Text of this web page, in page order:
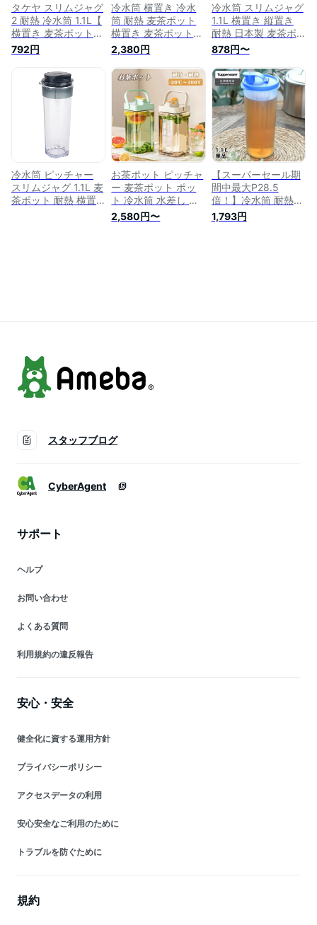
タケヤ スリムジャグ
2 耐熱 冷水筒 1.1L【
横置き 麦茶ポット
ピッチャー 洗いやす
い 熱湯OK 1リットル
ウォーターピッチャ
ー プラスチック 日
本製 】
792円
冷水筒 横置き 冷水
筒 耐熱 麦茶ポット
横置き 麦茶ポット
洗いやすい 蛇口付き
冷蔵庫ポット 大容量
6L 洗いやすい 飲料
水 お茶 炭酸 冷蔵庫
に入れる 水差し 冷
蔵庫 ポット ウォー
ターボトル ピッチャ
ー 冷水ポット ドリ
ンクサーバー 耐熱
耐冷 耐久性 水筒 食
洗機対応
2,380円
冷水筒 スリムジャグ
1.1L 横置き 縦置き
耐熱 日本製 麦茶ポ
ット ピッチャー (ベ
ージュ)
878円〜
冷水筒 ピッチャー
スリムジャグ 1.1L 麦
茶ポット 耐熱 横置
お茶ポット ピッチャ
ー 麦茶ポット ポッ
ト 冷水筒 水差し 横
置き お茶 耐熱 おし
ゃれ 洗いやすい 麦
2,580円〜
【スーパーセール期
間中最大P28.5
倍！】冷水筒 耐熱
Tupperware タッパ
ーウェア 1.1L Sライ
1,793円
スタッフブログ
CyberAgent
サポート
ヘルプ
お問い合わせ
よくある質問
利用規約の違反報告
安心・安全
健全化に資する運用方針
プライバシーポリシー
アクセスデータの利用
安心安全なご利用のために
トラブルを防ぐために
規約